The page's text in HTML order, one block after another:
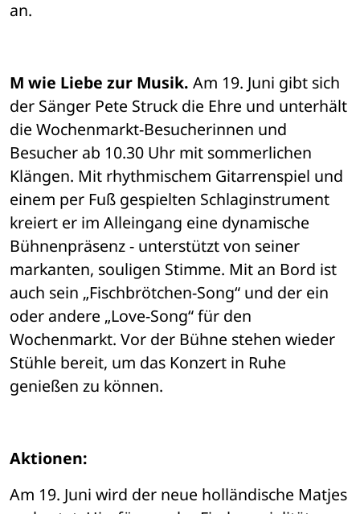
an.
M wie Liebe zur Musik. Am 19. Juni gibt sich
der Sänger Pete Struck die Ehre und unterhält
die Wochenmarkt-Besucherinnen und
Besucher ab 10.30 Uhr mit sommerlichen
Klängen. Mit rhythmischem Gitarrenspiel und
einem per Fuß gespielten Schlaginstrument
kreiert er im Alleingang eine dynamische
Bühnenpräsenz - unterstützt von seiner
markanten, souligen Stimme. Mit an Bord ist
auch sein „Fischbrötchen-Song“ und der ein
oder andere „Love-Song“ für den
Wochenmarkt. Vor der Bühne stehen wieder
Stühle bereit, um das Konzert in Ruhe
genießen zu können.
Aktionen:
Am 19. Juni wird der neue holländische Matjes